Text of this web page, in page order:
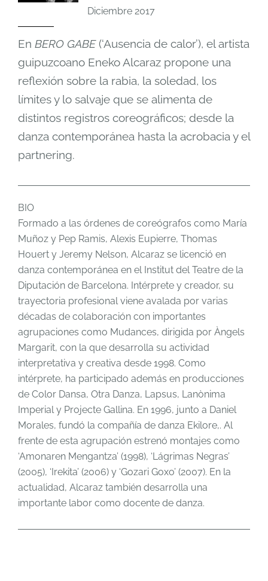
Diciembre 2017
En BERO GABE(‘Ausencia de calor’), el artista
guipuzcoano Eneko Alcaraz propone una
reflexión sobre la rabia, la soledad, los
límites y lo salvaje que se alimenta de
distintos registros coreográficos; desde la
danza contemporánea hasta la acrobacia y el
partnering.
BIO
Formado a las órdenes de coreógrafos como María
Muñoz y Pep Ramis, Alexis Eupierre, Thomas
Houert y Jeremy Nelson, Alcaraz se licenció en
danza contemporánea en el Institut del Teatre de la
Diputación de Barcelona. Intérprete y creador, su
trayectoria profesional viene avalada por varias
décadas de colaboración con importantes
agrupaciones como Mudances, dirigida por Àngels
Margarit, con la que desarrolla su actividad
interpretativa y creativa desde 1998. Como
intérprete, ha participado además en producciones
de Color Dansa, Otra Danza, Lapsus, Lanònima
Imperial y Projecte Gallina. En 1996, junto a Daniel
Morales, fundó la compañía de danza Ekilore,. Al
frente de esta agrupación estrenó montajes como
‘Amonaren Mengantza’ (1998), ‘Lágrimas Negras’
(2005), ‘Irekita’ (2006) y ‘Gozari Goxo’ (2007). En la
actualidad, Alcaraz también desarrolla una
importante labor como docente de danza.